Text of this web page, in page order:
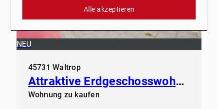
NEU
45731 Waltrop
Attraktive Erdgeschosswohnung in gepflegtem Mehrfamilienhaus
Wohnung zu kaufen
Alle akzeptieren